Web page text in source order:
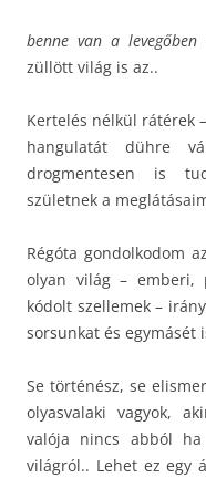
benne van a levegőben
züllött világ is az..
Kertelés nélkül rátérek
hangulatát dühre
drogmentesen is
születnek a
Régóta gondolkodom
olyan világ – emberi,
kódolt szellemek –
sorsunkat és egymásét
Se történész, se
olyasvalaki vagyok,
valója nincs abból
világról.. Lehet ez egy